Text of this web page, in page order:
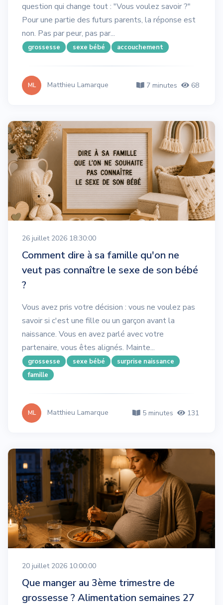
question qui change tout : "Vous voulez savoir ?"
Pour une partie des futurs parents, la réponse est
non. Pas par peur, pas par...
grossesse sexe bébé accouchement
ML Matthieu Lamarque 7 minutes 68
26 juillet 2026 18:30:00
Comment dire à sa famille qu'on ne
veut pas connaître le sexe de son bébé
?
Vous avez pris votre décision : vous ne voulez pas
savoir si c'est une fille ou un garçon avant la
naissance. Vous en avez parlé avec votre
partenaire, vous êtes alignés. Mainte...
grossesse sexe bébé
surprise naissance
famille
ML Matthieu Lamarque 5 minutes 131
20 juillet 2026 10:00:00
Que manger au 3ème trimestre de
grossesse ? Alimentation semaines 27